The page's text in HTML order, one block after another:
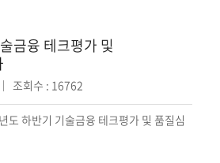
금융 테크평가 및
조회수 : 16762
도 하반기 기술금융 테크평가 및 품질심